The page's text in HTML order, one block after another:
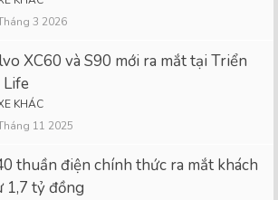
3 2026
XC60 và S90 mới ra mắt tại Triển
KHÁC
11 2025
thuần điện chính thức ra mắt khách
1,7 tỷ đồng